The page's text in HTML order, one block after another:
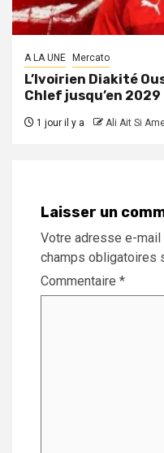
A LA UNE Mercato
L’Ivoirien Diakité
Chlef jusqu’en 2029
1 jour il y a Ali Ait Si
Laisser un
Votre adresse e-mail
champs obligatoires
Commentaire *